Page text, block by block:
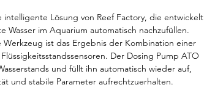
intelligente Lösung von Reef Factory, die entwickelt
Wasser im Aquarium automatisch nachzufüllen.
Werkzeug ist das Ergebnis der Kombination einer
Der Dosing Pump ATO
und füllt ihn automatisch wieder auf,
und stabile Parameter aufrechtzuerhalten.